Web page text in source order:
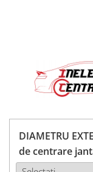
DIAMETRU
de centrare